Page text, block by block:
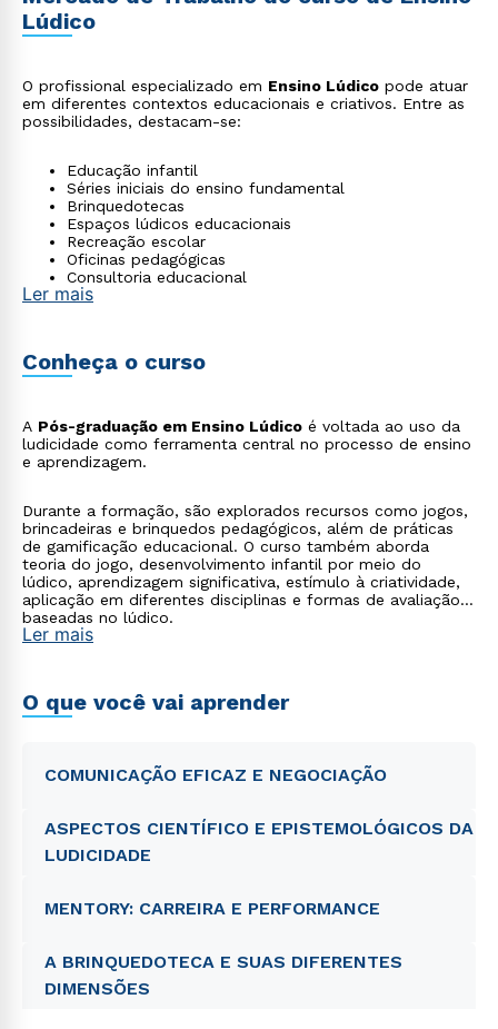
Lúdico
O profissional especializado em Ensino Lúdico pode atuar
em diferentes contextos educacionais e criativos. Entre as
possibilidades, destacam-se:
Educação infantil
Séries iniciais do ensino fundamental
Brinquedotecas
Espaços lúdicos educacionais
Recreação escolar
Oficinas pedagógicas
Consultoria educacional
Produção de materiais lúdicos
Ler mais
Conheça o curso
A Pós-graduação em Ensino Lúdico é voltada ao uso da
ludicidade como ferramenta central no processo de ensino
e aprendizagem.
Durante a formação, são explorados recursos como jogos,
brincadeiras e brinquedos pedagógicos, além de práticas
de gamificação educacional. O curso também aborda
teoria do jogo, desenvolvimento infantil por meio do
lúdico, aprendizagem significativa, estímulo à criatividade,
aplicação em diferentes disciplinas e formas de avaliação
baseadas no lúdico.
Ler mais
O que você vai aprender
COMUNICAÇÃO EFICAZ E NEGOCIAÇÃO
ASPECTOS CIENTÍFICO E EPISTEMOLÓGICOS DA
LUDICIDADE
MENTORY: CARREIRA E PERFORMANCE
A BRINQUEDOTECA E SUAS DIFERENTES
DIMENSÕES